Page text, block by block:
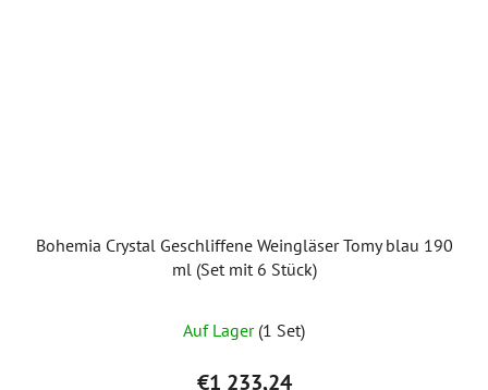
Bohemia Crystal Geschliffene Weingläser Tomy blau 190
ml (Set mit 6 Stück)
Auf Lager (1 Set)
€1 233,24